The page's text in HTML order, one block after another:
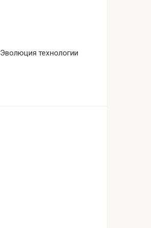
Эволюция технологии